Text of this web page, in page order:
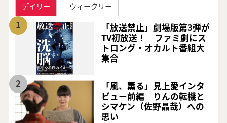
デイリー ウィークリー
1
「放送禁止」劇場版第3弾が
TV初放送！ ファミ劇にス
トロング・オカルト番組大
集合
2
「風、薫る」見上愛インタ
ビュー前編 りんの転機と
シマケン（佐野晶哉）への
思い